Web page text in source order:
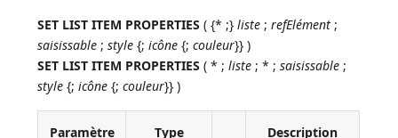
SET LIST ITEM PROPERTIES ( {* ;}liste ;refElément ;
saisissable ;style {;icône {;couleur}} )
SET LIST ITEM PROPERTIES ( * ;liste ; * ;saisissable ;
style {;icône {;couleur}} )
Paramètre Type Description